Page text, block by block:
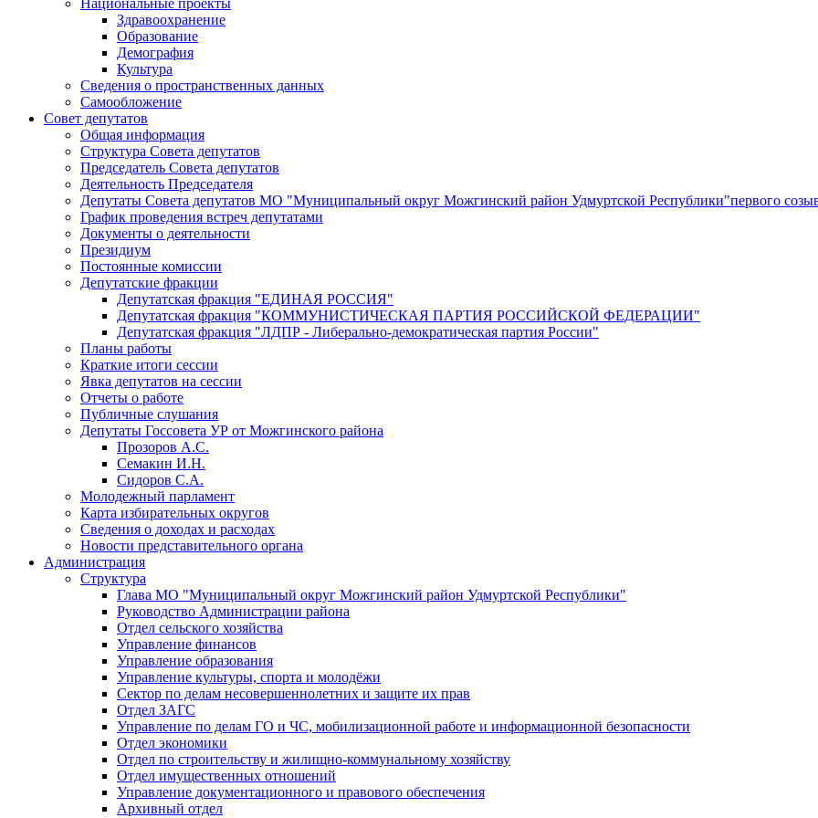
Здравоохранение
Образование
Демография
Культура
Сведения о пространственных данных
Самообложение
Совет депутатов
Общая информация
Структура Совета депутатов
Председатель Совета депутатов
Деятельность Председателя
Депутаты Совета депутатов МО "Муниципальный округ Можгинский район Удмуртской Республики"первого
График проведения встреч депутатами
Документы о деятельности
Президиум
Постоянные комиссии
Депутатские фракции
Депутатская фракция "ЕДИНАЯ РОССИЯ"
Депутатская фракция "КОММУНИСТИЧЕСКАЯ ПАРТИЯ РОССИЙСКОЙ ФЕДЕРАЦИИ"
Депутатская фракция "ЛДПР - Либерально-демократическая партия России"
Планы работы
Краткие итоги сессии
Явка депутатов на сессии
Отчеты о работе
Публичные слушания
Депутаты Госсовета УР от Можгинского района
Прозоров А.С.
Семакин И.Н.
Сидоров С.А.
Молодежный парламент
Карта избирательных округов
Сведения о доходах и расходах
Новости представительного органа
Администрация
Структура
Глава МО "Муниципальный округ Можгинский район Удмуртской Республики"
Руководство Администрации района
Отдел сельского хозяйства
Управление финансов
Управление образования
Управление культуры, спорта и молодёжи
Сектор по делам несовершеннолетних и защите их прав
Отдел ЗАГС
Управление по делам ГО и ЧС, мобилизационной работе и информационной безопасности
Отдел экономики
Отдел по строительству и жилищно-коммунальному хозяйству
Отдел имущественных отношений
Управление документационного и правового обеспечения
Архивный отдел